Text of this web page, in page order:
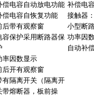
偿电容自动放电功能
偿电容自恢复功能
后带有观察窗
容保护采用断路器保
率因数显示
后开有观察窗
补偿电
接触器
小型断
功率因
自动补
有隔离开关（隔离开
带熔断器，板前操